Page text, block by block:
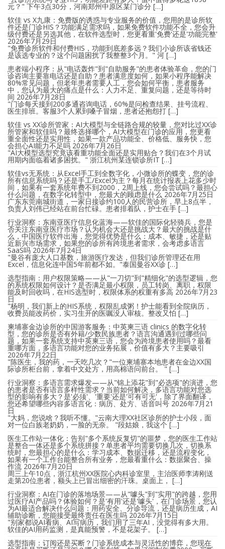
元？" 下午3点30分，河南郑州中原区某门诊分 […]
软佳 vs X九康：免费版的诱惑与专业服务的价值，您用的是诊所软
件还是门诊HIS？功能满足需求吗，如果免费软件功能不全，您会升
级付费还是另选其他，在软件选型时，您更看重'免费'还是'功能完整'
2026年7月29日
"免费诊所软件和付费HIS，功能到底差多远？我们小诊所该省钱还
是该选专业的？这个问题困扰了我整整3个月。" 河 […]
患者端小程序：从"电话轰炸"到"自助服务"的患者体验革命，您的门
诊咨询主要靠电话还是自助？患者满意度如何，如果小程序能解决
80%常见问题，但老年患者需要人工，您会如何平衡，患者服务
中，您认为最大的痛点是什么：人力不足、重复问题，还是等待时
间 2026年7月28日
"门诊每天接到200多通咨询电话，60%是问检查结果、挂号流程、
医生排班。客服3个人累到嗓子冒烟，患者还抱怨打 […]
软佳 vs XX诊所管家：AI大模型与全链路合规的较量，您对比过XX诊
所管家和软佳吗？最终选择哪个，AI大模型在门诊的应用，您更看
重全面性还是实用性，如果一款产品功能全、价格低、服务快，您
会担心AI能力不足吗 2026年7月26日
"AI大模型选型究竟该看重功能全面还是实用贴合？我们在3个月试
用期内面临着诸多困扰。" 浙江杭州某连锁诊所IT […]
软佳vs无系统：从Excel手工到全数字化，小微诊所的蝶变，您的诊
所有信息系统吗？还是手工/Excel为主？每月在统计报表上花多少时
间，如果有一套系统年费不到2000，2周上线，您会尝试吗？最担心
什么问题，在数字化转型中，您最大的顾虑是什么 2026年7月25日
广东东莞南城街道，一家日接诊约100人的民营诊所，早上8点半，
负责人刘伟已经站在前台忙碌。患者排着队，护士在手 […]
行业洞察：东南亚医疗信息化蓝海——软佳的国际化轻骑兵，您是
否关注东南亚医疗市场？认为机会大还是挑战大？最大的挑战是什
么，中国医疗软件出海，您觉得优势是什么：成本、敏捷，还是贴
近新兴市场需求，如果您的诊所有跨境患者需求，会考虑多语言
SaaS吗 2026年7月24日
"曼谷有庞大人口基数，旅游医疗发达，但我们诊所管理还在用
Excel，信息化连中国5年前都不如。"泰国曼谷XX诊 […]
选型指南：用户权限策略——从"一刀切"到"精细化"的选型逻辑，您
的系统权限如何设计？是否满足最小权限，员工转岗、离职，权限
能及时回收吗，在HIS选型时，权限体系的权重有多高 2026年7月23
日
"杨明，我们新上的HIS系统，权限乱成粥！护士能看到全院病历，
收费员能改药价，实习生开的医嘱没人审核。整改又怕 […]
柬埔寨金边诊所的中国游客服务：中英柬三语 clinics 的数字化转
型，您的诊所是否有外籍/少数民族患者？语言沟通遇到过哪些问
题，如果一套系统支持中英柬三语，您会为跨境患者使用吗？最看
重哪方面，多语言功能对您的业务拓展，价值有多大？主要吸引
2026年7月22日
"陈医生，我的药，一天吃几次？"一位柬埔寨本地患者在金边XX国
际诊所柜台前，拿着中文处方，用高棉语问前台。 " […]
行业洞察：多语言需求爆发——从"锦上添花"到"必选项"的演进，您
的患者是否有语言多样性需求？当前如何解决，多语言功能对您选
型的影响有多大？是'必须'、'重要'还是'可有可无'，除了界面翻译，
您还希望哪些内容多语言化：病历、处方、语音叫号 2026年7月21
日
"大妈，您说啥？我听不懂。"云南大理XX社区诊所的护士小段，面
对一位白族老奶奶，一脸的无奈。 "段姑娘，我这个 […]
医生工作站一体化：告别"多个系统反复切"的噩梦，您的医生工作站
是整合一体还是多个系统拼接？单患者平均需要切换几次，切换系
统时，您最担心的是什么：学习成本、数据迁移，还是流程变化，
如果有一个工作台能整合所有业务，您最看重什么：数据聚合、操
作流 2026年7月20日
周三上午10点，浙江杭州XX医院心内科诊室里，主治医师李涛刚送
走第20位患者，额头上已冒出细密的汗珠。桌面上， […]
行业洞察：AI在门诊的落地场景——从"噱头"到"实用"的跨越，您用
过医疗AI产品吗？体验如何？是'有用'还是'噱头'，在门诊场景，您认
为AI最适合解决什么问题：用药安全、分诊导流，还是病历生成，AI
辅助诊断，您能接受最终责任在医生吗 2026年7月15日
"别家都说AI看病、AI写病历，我们用了三年AI，没觉得有多大用。
软佳的AI用药监测，是真能预警，不是花架子。 […]
选型指南：订阅还是买断？门诊系统成本与灵活性的博弈，您现在